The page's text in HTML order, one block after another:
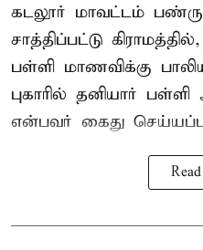
கடலூர் மாவட்டம்
சாத்திப்பட்டு
பள்ளி மாணவிக்கு
புகாரில் தனியார்
என்பவர் கைது